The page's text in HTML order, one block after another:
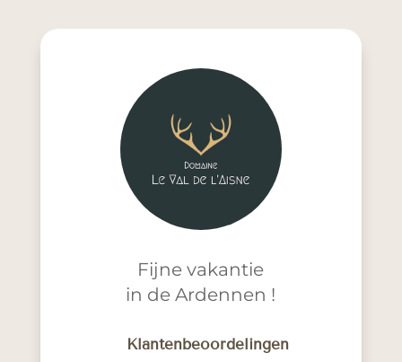
Fijne vakantie
in de Ardennen !
Klantenbeoordelingen